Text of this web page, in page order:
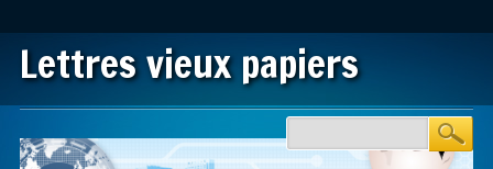
Lettres vieux papiers
Main menu